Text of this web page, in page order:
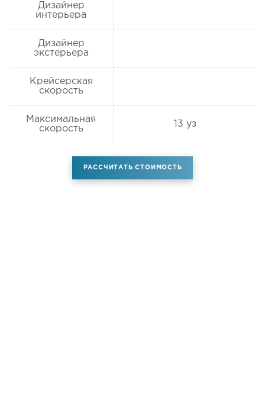
Дизайнер
интерьера
Дизайнер
экстерьера
Крейсерская
скорость
Максимальная
скорость
13 уз
РАССЧИТАТЬ СТОИМОСТЬ